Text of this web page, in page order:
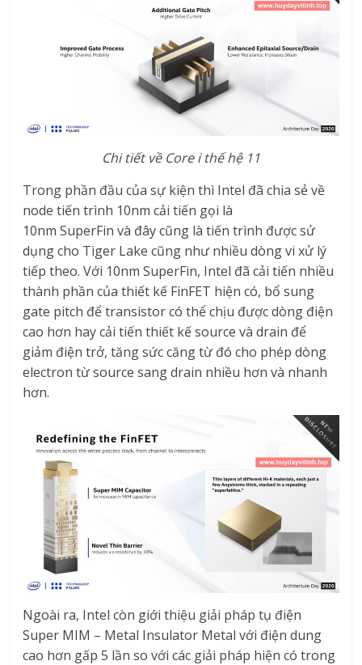
Chi tiết về Core i thế hệ 11
Trong phần đầu của sự kiện thì Intel đã chia sẻ về
node tiến trình 10nm cải tiến gọi là
10nm SuperFin và đây cũng là tiến trình được sử
dụng cho Tiger Lake cũng như nhiều dòng vi xử lý
tiếp theo. Với 10nm SuperFin, Intel đã cải tiến nhiều
thành phần của thiết kế FinFET hiện có, bổ sung
gate pitch để transistor có thể chịu được dòng điện
cao hơn hay cải tiến thiết kế source và drain để
giảm điện trở, tăng sức căng từ đó cho phép dòng
electron từ source sang drain nhiều hơn và nhanh
hơn.
Ngoài ra, Intel còn giới thiệu giải pháp tụ điện
Super MIM – Metal Insulator Metal với điện dung
cao hơn gấp 5 lần so với các giải pháp hiện có trong